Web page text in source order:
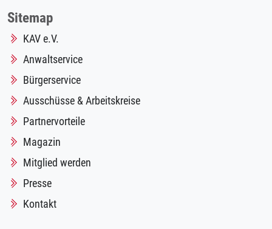
Sitemap
KAV e.V.
Anwaltservice
Bürgerservice
Ausschüsse & Arbeitskreise
Partnervorteile
Magazin
Mitglied werden
Presse
Kontakt